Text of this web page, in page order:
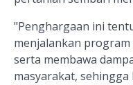
"Penghargaan ini
menjalankan program
serta membawa
masyarakat,